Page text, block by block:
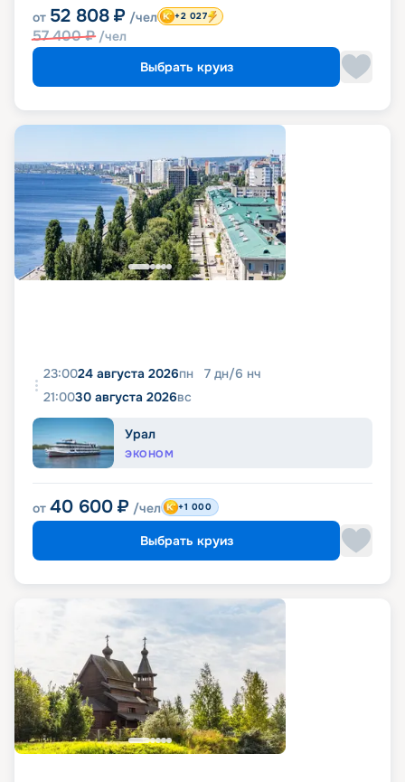
от 52 808 ₽ /чел
57 400₽ /чел
+2 027
Выбрать круиз
23:0024 августа 2026пн 7 дн/6 нч
21:0030 августа 2026вс
Урал
ЭКОНОМ
от 40 600 ₽ /чел +1 000
Выбрать круиз